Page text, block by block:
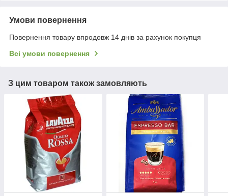
Умови повернення
Повернення товару впродовж 14 днів за рахунок покупця
Всі умови повернення
З цим товаром також замовляють